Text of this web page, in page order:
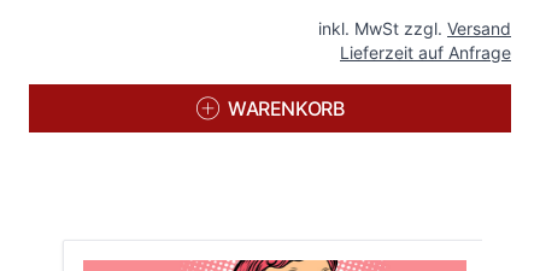
inkl. MwSt zzgl. Versand
Lieferzeit auf Anfrage
WARENKORB